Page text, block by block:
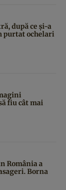
după ce și-a
purtat ochelari
fiu cât mai
România a
Borna